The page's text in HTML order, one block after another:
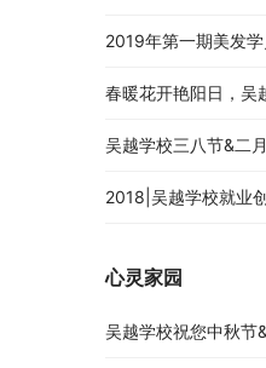
2019年第一期美发
春暖花开艳阳日，吴
吴越学校三八节&二
2018|吴越学校就业
心灵家园
吴越学校祝您中秋节